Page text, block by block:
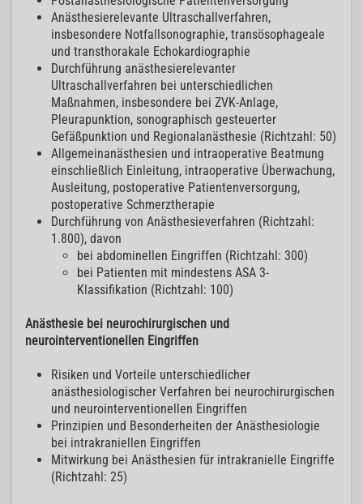
Anästhesierelevante Ultraschallverfahren,
insbesondere Notfallsonographie, transösophageale
und transthorakale Echokardiographie
Durchführung anästhesierelevanter
Ultraschallverfahren bei unterschiedlichen
Maßnahmen, insbesondere bei ZVK-Anlage,
Pleurapunktion, sonographisch gesteuerter
Gefäßpunktion und Regionalanästhesie (Richtzahl: 50)
Allgemeinanästhesien und intraoperative Beatmung
einschließlich Einleitung, intraoperative Überwachung,
Ausleitung, postoperative Patientenversorgung,
postoperative Schmerztherapie
Durchführung von Anästhesieverfahren (Richtzahl:
1.800), davon
bei abdominellen Eingriffen (Richtzahl: 300)
bei Patienten mit mindestens ASA 3-
Klassifikation (Richtzahl: 100)
Anästhesie bei neurochirurgischen und
neurointerventionellen Eingriffen
Risiken und Vorteile unterschiedlicher
anästhesiologischer Verfahren bei neurochirurgischen
und neurointerventionellen Eingriffen
Prinzipien und Besonderheiten der Anästhesiologie
bei intrakraniellen Eingriffen
Mitwirkung bei Anästhesien für intrakranielle Eingriffe
(Richtzahl: 25)